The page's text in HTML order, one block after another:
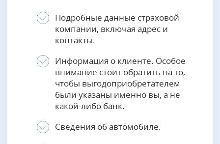
Подробные данные страховой
компании, включая адрес и
контакты.
Информация о клиенте. Особое
внимание стоит обратить на то,
чтобы выгодоприобретателем
были указаны именно вы, а не
какой-либо банк.
Сведения об автомобиле.